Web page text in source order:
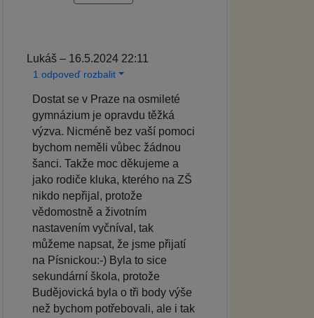
Lukáš – 16.5.2024 22:11
1 odpoveď rozbalit
Dostat se v Praze na osmileté
gymnázium je opravdu těžká
výzva. Nicméně bez vaší pomoci
bychom neměli vůbec žádnou
šanci. Takže moc děkujeme a
jako rodiče kluka, kterého na ZŠ
nikdo nepřijal, protože
vědomostně a životním
nastavením vyčníval, tak
můžeme napsat, že jsme přijatí
na Písnickou:-) Byla to sice
sekundární škola, protože
Budějovická byla o tři body výše
než bychom potřebovali, ale i tak